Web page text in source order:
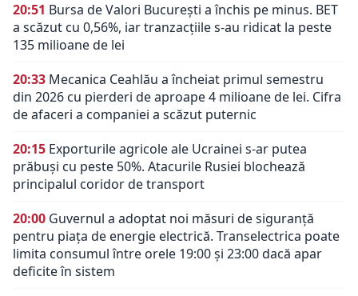
20:51 Bursa de Valori București a închis pe minus. BET
a scăzut cu 0,56%, iar tranzacțiile s-au ridicat la peste
135 milioane de lei
20:33 Mecanica Ceahlău a încheiat primul semestru
din 2026 cu pierderi de aproape 4 milioane de lei. Cifra
de afaceri a companiei a scăzut puternic
20:15 Exporturile agricole ale Ucrainei s-ar putea
prăbuși cu peste 50%. Atacurile Rusiei blochează
principalul coridor de transport
20:00 Guvernul a adoptat noi măsuri de siguranță
pentru piața de energie electrică. Transelectrica poate
limita consumul între orele 19:00 și 23:00 dacă apar
deficite în sistem